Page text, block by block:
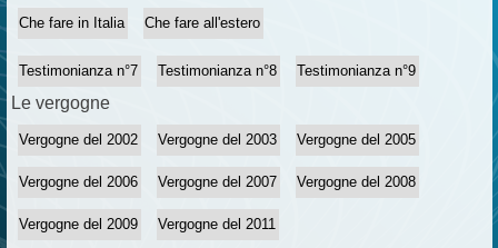
Che fare in Italia Che fare all'estero
Testimonianza n°7 Testimonianza n°8 Testimonianza n°9
Le vergogne
Vergogne del 2002 Vergogne del 2003 Vergogne del 2005
Vergogne del 2006 Vergogne del 2007 Vergogne del 2008
Vergogne del 2009 Vergogne del 2011